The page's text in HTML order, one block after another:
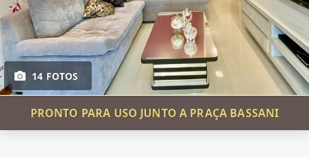
14 FOTOS
PRONTO PARA USO JUNTO A PRAÇA BASSANI